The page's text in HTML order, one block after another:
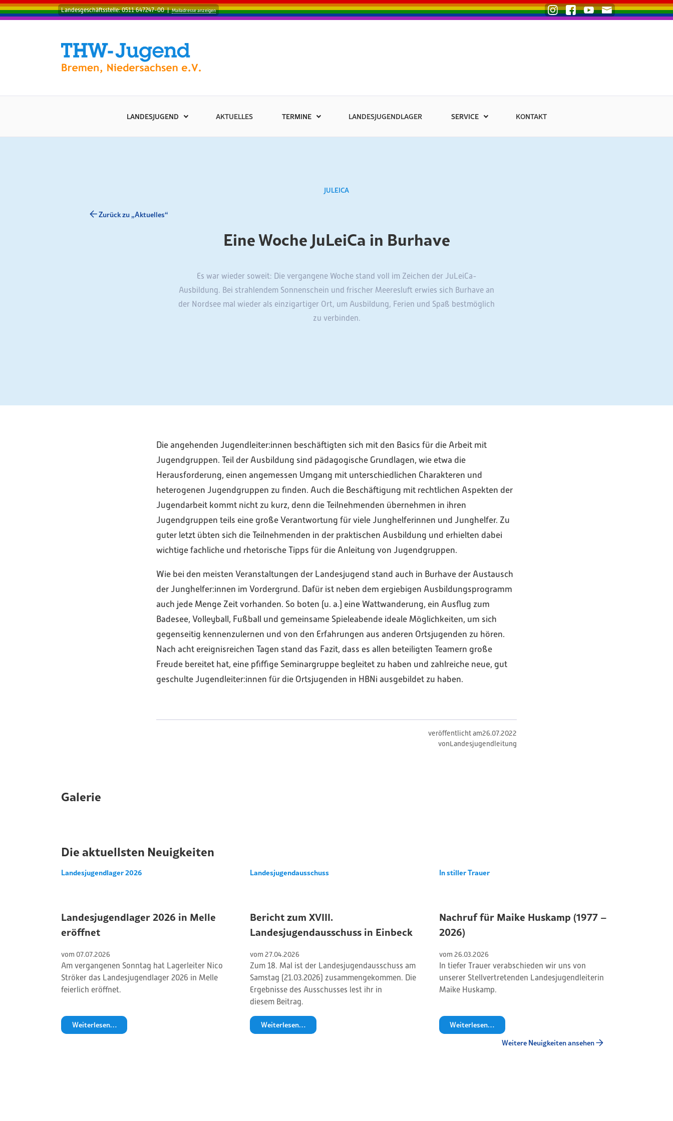
Landesgeschäftsstelle: 0511 647247-00 | Mailadresse anzeigen
LANDESJUGEND AKTUELLES TERMINE LANDESJUGENDLAGER SERVICE KONTAKT
JULEICA
Eine Woche JuLeiCa in Burhave
Es war wieder soweit: Die vergangene Woche stand voll im Zeichen der JuLeiCa-
Ausbildung. Bei strahlendem Sonnenschein und frischer Meeresluft erwies sich Burhave an
der Nordsee mal wieder als einzigartiger Ort, um Ausbildung, Ferien und Spaß bestmöglich
zu verbinden.
Zurück zu „Aktuelles“
Die angehenden Jugendleiter:innen beschäftigten sich mit den Basics für die Arbeit mit
Jugendgruppen. Teil der Ausbildung sind pädagogische Grundlagen, wie etwa die
Herausforderung, einen angemessen Umgang mit unterschiedlichen Charakteren und
heterogenen Jugendgruppen zu finden. Auch die Beschäftigung mit rechtlichen Aspekten der
Jugendarbeit kommt nicht zu kurz, denn die Teilnehmenden übernehmen in ihren
Jugendgruppen teils eine große Verantwortung für viele Junghelferinnen und Junghelfer. Zu
guter letzt übten sich die Teilnehmenden in der praktischen Ausbildung und erhielten dabei
wichtige fachliche und rhetorische Tipps für die Anleitung von Jugendgruppen.
Wie bei den meisten Veranstaltungen der Landesjugend stand auch in Burhave der Austausch
der Junghelfer:innen im Vordergrund. Dafür ist neben dem ergiebigen Ausbildungsprogramm
auch jede Menge Zeit vorhanden. So boten (u. a.) eine Wattwanderung, ein Ausflug zum
Badesee, Volleyball, Fußball und gemeinsame Spieleabende ideale Möglichkeiten, um sich
gegenseitig kennenzulernen und von den Erfahrungen aus anderen Ortsjugenden zu hören.
Nach acht ereignisreichen Tagen stand das Fazit, dass es allen beteiligten Teamern große
Freude bereitet hat, eine pfiffige Seminargruppe begleitet zu haben und zahlreiche neue, gut
geschulte Jugendleiter:innen für die Ortsjugenden in HBNi ausgebildet zu haben.
veröffentlicht am26.07.2022
vonLandesjugendleitung
Galerie
Die aktuellsten Neuigkeiten
Landesjugendlager 2026
Landesjugendlager 2026 in Melle
eröffnet
vom 07.07.2026
Am vergangenen Sonntag hat Lagerleiter Nico
Ströker das Landesjugendlager 2026 in Melle
feierlich eröffnet.
Weiterlesen…
Landesjugendausschuss
Bericht zum XVIII.
Landesjugendausschuss in Einbeck
vom 27.04.2026
Zum 18. Mal ist der Landesjugendausschuss am
Samstag (21.03.2026) zusammengekommen. Die
Ergebnisse des Ausschusses lest ihr in
diesem Beitrag.
Weiterlesen…
In stiller Trauer
Nachruf für Maike Huskamp (1977 –
2026)
vom 26.03.2026
In tiefer Trauer verabschieden wir uns von
unserer Stellvertretenden Landesjugendleiterin
Maike Huskamp.
Weiterlesen…
Weitere Neuigkeiten ansehen